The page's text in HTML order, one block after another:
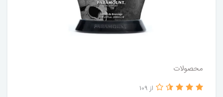
محصولات
از 109